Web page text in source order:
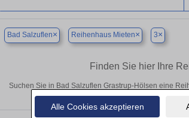
Alle Cookies akzeptieren
Bad Salzuflen× Reihenhaus Mieten× 3×
Finden Sie hier Ihre
Suchen Sie in Bad Salzuflen Grastrup-Hölsen eine
Kapitalanlage oder zur Vermietung –